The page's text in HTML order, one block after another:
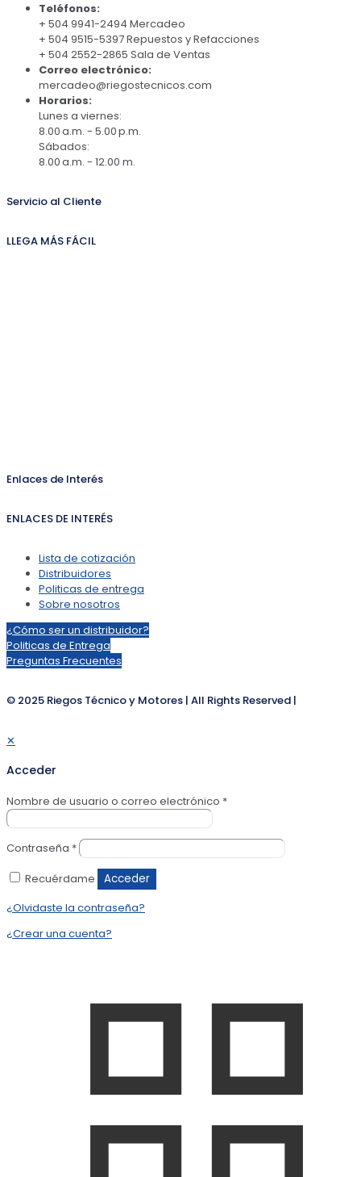
Teléfonos:
+ 504 9941-2494 Mercadeo
+ 504 9515-5397 Repuestos y Refacciones
+ 504 2552-2865 Sala de Ventas
Correo electrónico:
mercadeo@riegostecnicos.com
Horarios:
Lunes a viernes:
8.00 a.m. - 5.00 p.m.
Sábados:
8.00 a.m. - 12.00 m.
Servicio al Cliente
LLEGA MÁS FÁCIL
Enlaces de Interés
ENLACES DE INTERÉS
Lista de cotización
Distribuidores
Politicas de entrega
Sobre nosotros
¿Cómo ser un distribuidor?
Politicas de Entrega
Preguntas Frecuentes
© 2025 Riegos Técnico y Motores | All Rights Reserved |
✕
Acceder
Nombre de usuario o correo electrónico *
Contraseña *
Recuérdame
Acceder
¿Olvidaste la contraseña?
¿Crear una cuenta?